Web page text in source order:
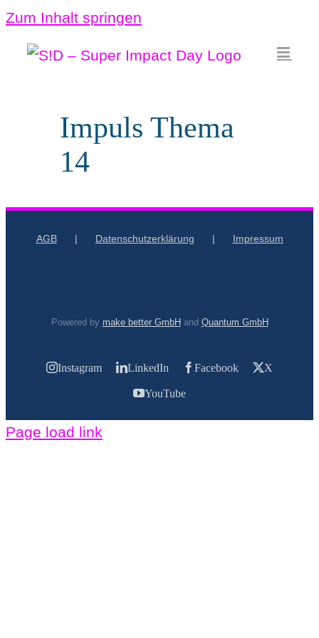
Zum Inhalt springen
Impuls Thema
14
AGB Datenschutzerklärung Impressum
Powered by make better GmbH and Quantum GmbH
Instagram LinkedIn Facebook X
YouTube
Page load link